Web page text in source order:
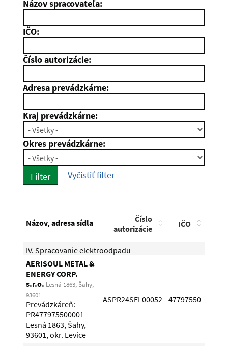
Názov spracovateľa:
IČO:
Číslo autorizácie:
Adresa prevádzkárne:
Kraj prevádzkárne:
Okres prevádzkárne:
Filter Vyčistiť filter
Názov, adresa sídla
Číslo
autorizácie
IČO
IV. Spracovanie elektroodpadu
AERISOUL METAL &
ENERGY CORP.
s.r.o. Lesná 1863, Šahy,
93601
Prevádzkáreň:
PR477975500001
Lesná 1863, Šahy,
93601, okr. Levice
ASPR24SEL00052 47797550